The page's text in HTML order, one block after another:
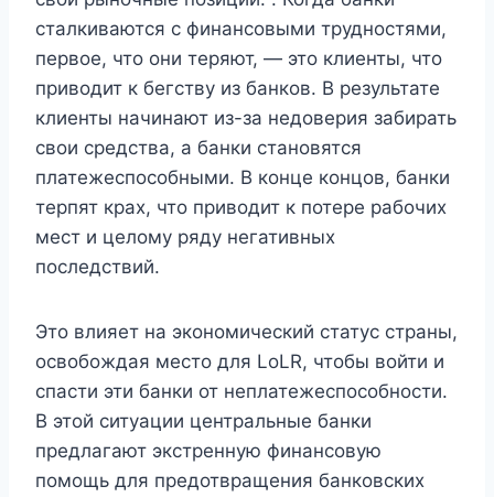
сталкиваются с финансовыми трудностями,
первое, что они теряют, — это клиенты, что
приводит к бегству из банков. В результате
клиенты начинают из-за недоверия забирать
свои средства, а банки становятся
платежеспособными. В конце концов, банки
терпят крах, что приводит к потере рабочих
мест и целому ряду негативных
последствий.
Это влияет на экономический статус страны,
освобождая место для LoLR, чтобы войти и
спасти эти банки от неплатежеспособности.
В этой ситуации центральные банки
предлагают экстренную финансовую
помощь для предотвращения банковских